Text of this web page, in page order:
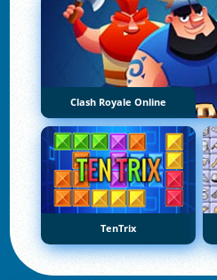
Clash Royale Online
TenTrix